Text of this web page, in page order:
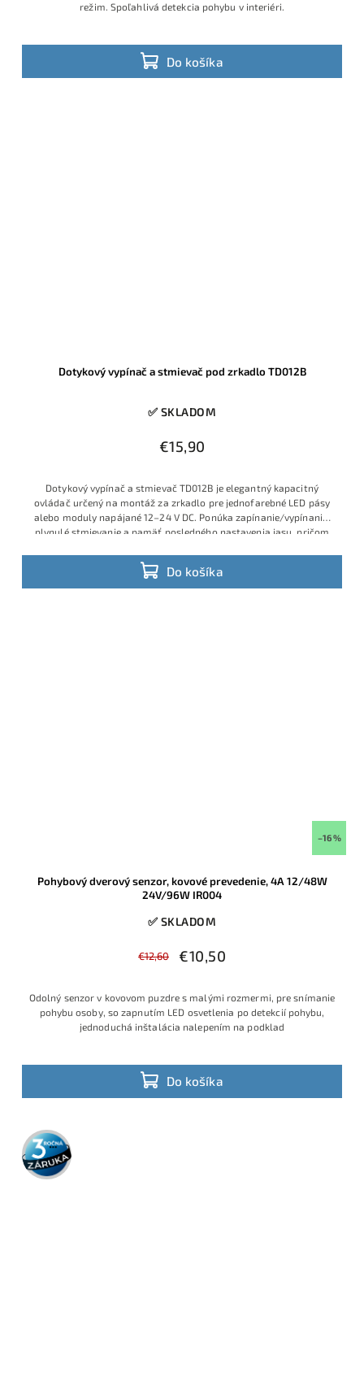
Do košíka
režim. Spoľahlivá detekcia pohybu v interiéri.
Dotykový vypínač a stmievač pod zrkadlo TD012B
✅ SKLADOM
€15,90
Do košíka
Dotykový vypínač a stmievač TD012B je elegantný kapacitný
ovládač určený na montáž za zrkadlo pre jednofarebné LED pásy
alebo moduly napájané 12–24 V DC. Ponúka zapínanie/vypínanie,
plynulé stmievanie a pamäť posledného nastavenia jasu, pričom
–16 %
Pohybový dverový senzor, kovové prevedenie, 4A 12/48W
24V/96W IR004
✅ SKLADOM
€12,60 €10,50
Do košíka
Odolný senzor v kovovom puzdre s malými rozmermi, pre snímanie
pohybu osoby, so zapnutím LED osvetlenia po detekcií pohybu,
jednoduchá inštalácia nalepením na podklad
3 roky
záruka